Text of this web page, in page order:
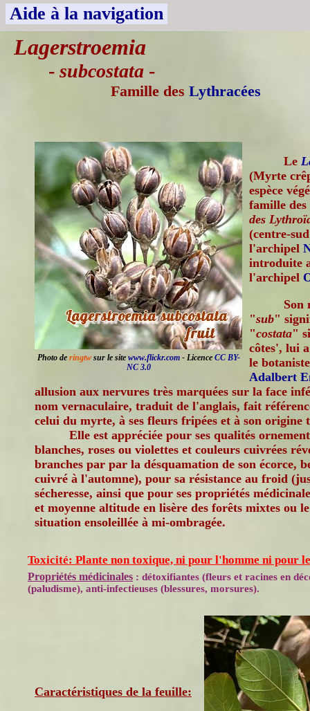
Aide à la navigation
Lagerstroemia
- subcostata -
Famille des Lythracées
Photo de ringtwsur le site www.flickr.com- Licence CC BY-
NC 3.0
Le
(Myrte
espèce
famille des
des
(centre-
l'archipel
introduite
l'archipel
Son
"sub"
"costata"
côtes', lui
le
Adalbert
allusion aux nervures très marquées sur la face
nom vernaculaire, traduit de l'anglais, fait
celui du myrte, à ses fleurs fripées et à son
Elle est appréciée pour ses qualités
blanches, roses ou violettes et couleurs cuivrées
branches par par la désquamation de son écorce,
cuivré à l'automne), pour sa résistance au froid
sécheresse, ainsi que pour ses propriétés
et moyenne altitude en lisère des forêts mixtes ou
situation ensoleillée à mi-ombragée.
Toxicité: Plante non toxique, ni pour l'homme ni pour
Propriétés médicinales : détoxifiantes (fleurs et racines en
(paludisme), anti-infectieuses (blessures, morsures).
Caractéristiques de la feuille: